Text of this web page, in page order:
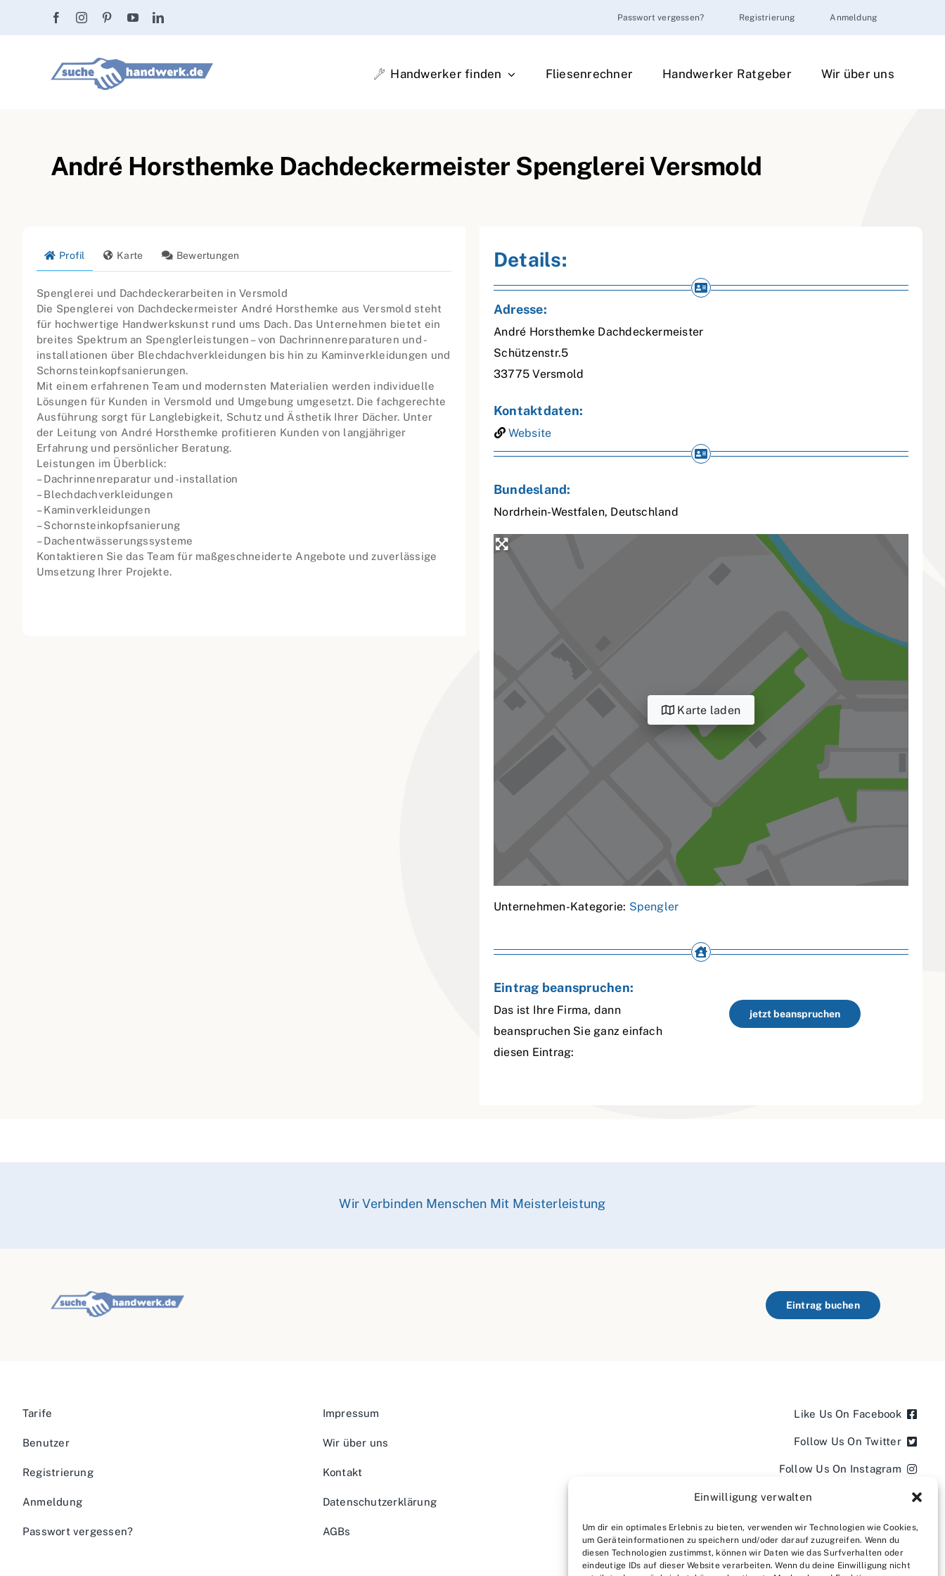
Einwilligung verwalten
Um dir ein optimales Erlebnis zu bieten, verwenden wir Technologien wie Cookies,
um Geräteinformationen zu speichern und/oder darauf zuzugreifen. Wenn du
diesen Technologien zustimmst, können wir Daten wie das Surfverhalten oder
eindeutige IDs auf dieser Website verarbeiten. Wenn du deine Einwilligung nicht
Passwort vergessen? Registrierung Anmeldung
Handwerker finden Fliesenrechner Handwerker Ratgeber Wir über uns
André Horsthemke Dachdeckermeister Spenglerei Versmold
Profil Karte Bewertungen
Spenglerei und Dachdeckerarbeiten in Versmold
Die Spenglerei von Dachdeckermeister André Horsthemke aus Versmold steht
für hochwertige Handwerkskunst rund ums Dach. Das Unternehmen bietet ein
breites Spektrum an Spenglerleistungen – von Dachrinnenreparaturen und -
installationen über Blechdachverkleidungen bis hin zu Kaminverkleidungen und
Schornsteinkopfsanierungen.
Mit einem erfahrenen Team und modernsten Materialien werden individuelle
Lösungen für Kunden in Versmold und Umgebung umgesetzt. Die fachgerechte
Ausführung sorgt für Langlebigkeit, Schutz und Ästhetik Ihrer Dächer. Unter
der Leitung von André Horsthemke profitieren Kunden von langjähriger
Erfahrung und persönlicher Beratung.
Leistungen im Überblick:
– Dachrinnenreparatur und -installation
– Blechdachverkleidungen
– Kaminverkleidungen
– Schornsteinkopfsanierung
– Dachentwässerungssysteme
Kontaktieren Sie das Team für maßgeschneiderte Angebote und zuverlässige
Umsetzung Ihrer Projekte.
Details:
Adresse:
André Horsthemke Dachdeckermeister
Schützenstr.5
33775 Versmold
Kontaktdaten:
Website
Bundesland:
Nordrhein-Westfalen, Deutschland
Karte laden
Unternehmen-Kategorie: Spengler
Eintrag beanspruchen:
Das ist Ihre Firma, dann
beanspruchen Sie ganz einfach
diesen Eintrag:
jetzt beanspruchen
Wir Verbinden Menschen Mit Meisterleistung
Eintrag buchen
Tarife
Benutzer
Registrierung
Anmeldung
Passwort vergessen?
Impressum
Wir über uns
Kontakt
Datenschutzerklärung
AGBs
Like Us On Facebook
Follow Us On Twitter
Follow Us On Instagram
Follow Us On LinkedIn
Follow us on YouTube
Follow us on Pinterest